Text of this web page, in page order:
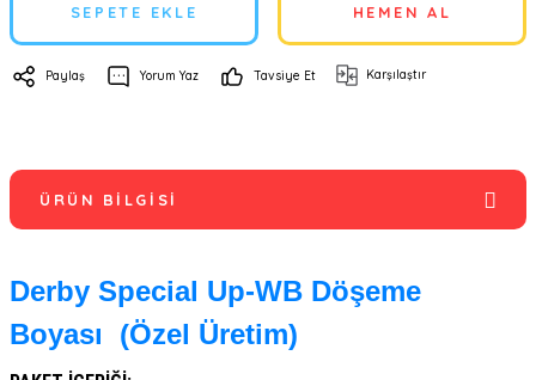
SEPETE EKLE HEMEN AL
Paylaş Yorum Yaz Tavsiye Et Karşılaştır
ÜRÜN BILGISI
Derby Special Up-WB Döşeme
Boyası (Özel Üretim)